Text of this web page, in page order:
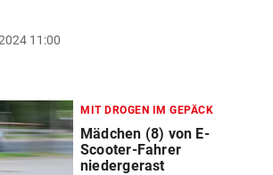
11:00
MIT DROGEN IM GEPÄCK
Mädchen (8) von E-
Scooter-Fahrer
niedergerast